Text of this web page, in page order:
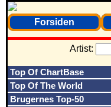
Forsiden
Artist:
Top Of ChartBase
Top Of The World
Brugernes Top-50